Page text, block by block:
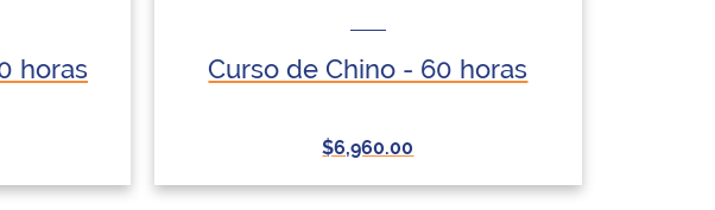
horas Curso de Chino - 60 horas
$6,960.00